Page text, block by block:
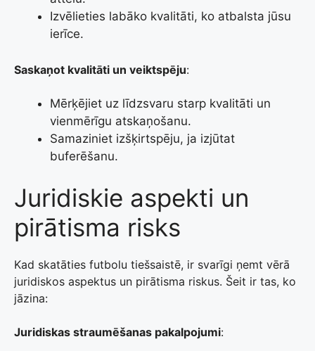
Izvēlieties labāko kvalitāti, ko atbalsta jūsu
ierīce.
Saskaņot kvalitāti un veiktspēju:
Mērķējiet uz līdzsvaru starp kvalitāti un
vienmērīgu atskaņošanu.
Samaziniet izšķirtspēju, ja izjūtat
buferēšanu.
Juridiskie aspekti un
pirātisma risks
Kad skatāties futbolu tiešsaistē, ir svarīgi ņemt vērā
juridiskos aspektus un pirātisma riskus. Šeit ir tas, ko
jāzina:
Juridiskas straumēšanas pakalpojumi: